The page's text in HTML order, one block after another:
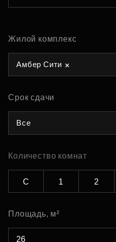
Жилой комплекс
Амбер Сити
Срок сдачи
Все
Количество комнат
С 1 2
Площадь, м²